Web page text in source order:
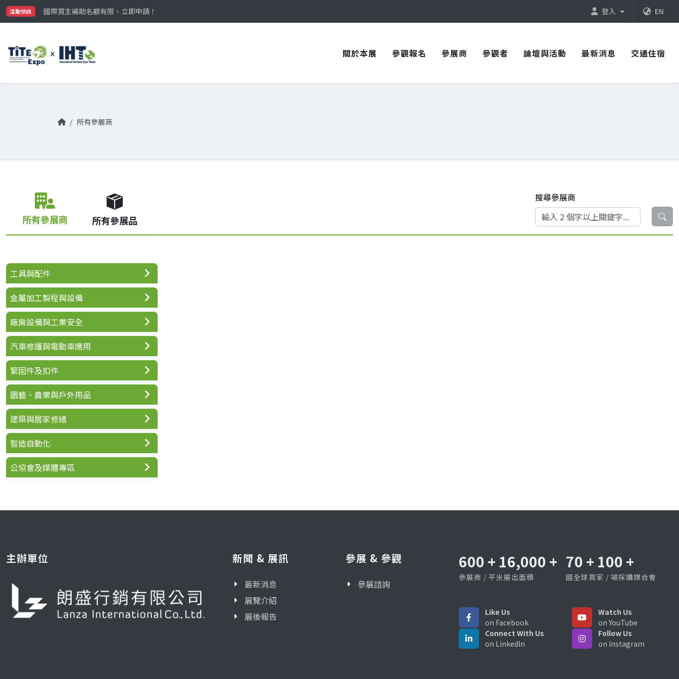
活動快訊
國際買主補助名額有限，立即申請！
參觀門票開放申請中‼️
登入 EN
關於本展 參觀報名 參展商 參觀者 論壇與活動 最新消息 交通住宿
所有參展商
所有參展商 所有參展品
搜尋參展商
工具與配件
金屬加工製程與設備
廠房設備與工業安全
汽車修護與電動車應用
緊固件及扣件
園藝、農業與戶外用品
建築與居家修繕
智造自動化
公協會及媒體專區
主辦單位 新聞 & 展訊
最新消息
展覽介紹
展後報告
參展 & 參觀
參展諮詢
600 + 16,000 +
參展商 / 平米展出面積
70 + 100 +
國全球買家 / 場採購媒合會
Like Us
on Facebook
Watch Us
on YouTube
Connect With Us
on LinkedIn
Follow Us
on Instagram